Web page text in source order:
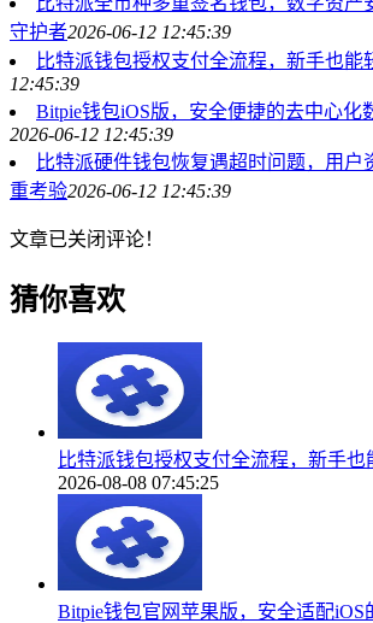
守护者2026-06-12 12:45:39
比特派钱包授权支付全流程，新手也能
12:45:39
Bitpie钱包iOS版，安全便捷的去中心化
2026-06-12 12:45:39
比特派硬件钱包恢复遇超时问题，用户
重考验2026-06-12 12:45:39
文章已关闭评论！
猜你喜欢
比特派钱包授权支付全流程，新手也
2026-08-08 07:45:25
Bitpie钱包官网苹果版，安全适配iOS